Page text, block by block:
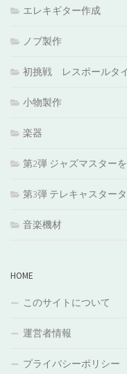
エレキギター作成
ノブ製作
初挑戦 レスポールタ
小物製作
楽器
第2弾 ジャズマスター
第3弾 テレキャスター
音楽機材
HOME
このサイトについて
運営者情報
プライバシーポリシー